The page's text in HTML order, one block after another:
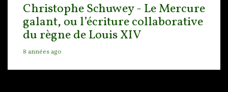
Christophe Schuwey - Le Mercure
galant, ou l’écriture collaborative
du règne de Louis XIV
8 années ago